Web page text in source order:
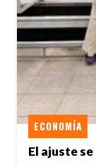
El ajuste
ECONOMÍA